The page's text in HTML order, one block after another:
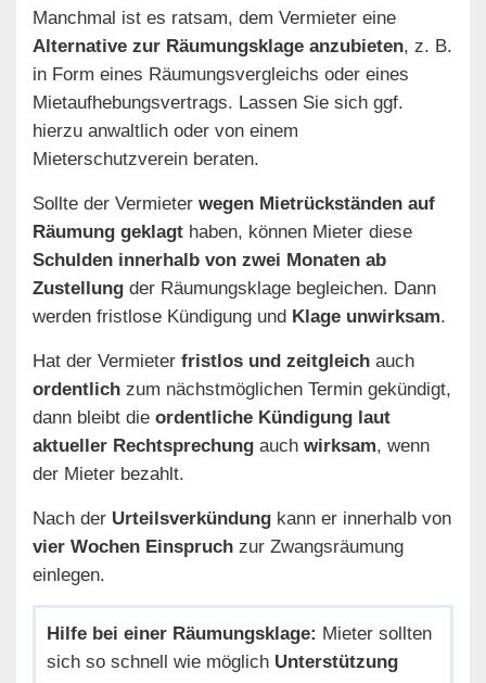
Manchmal ist es ratsam, dem Vermieter eine
Alternative zur Räumungsklage anzubieten, z. B.
in Form eines Räumungsvergleichs oder eines
Mietaufhebungsvertrags. Lassen Sie sich ggf.
hierzu anwaltlich oder von einem
Mieterschutzverein beraten.
Sollte der Vermieter wegen Mietrückständen auf
Räumung geklagt haben, können Mieter diese
Schulden innerhalb von zwei Monaten ab
Zustellung der Räumungsklage begleichen. Dann
werden fristlose Kündigung und Klage unwirksam.
Hat der Vermieter fristlos und zeitgleich auch
ordentlich zum nächstmöglichen Termin gekündigt,
dann bleibt die ordentliche Kündigung laut
aktueller Rechtsprechung auch wirksam, wenn
der Mieter bezahlt.
Nach der Urteilsverkündung kann er innerhalb von
vier Wochen Einspruch zur Zwangsräumung
einlegen.
Hilfe bei einer Räumungsklage: Mieter sollten
sich so schnell wie möglich Unterstützung